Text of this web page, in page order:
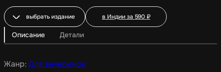
выбрать издание в Индии за 590₽
Описание Детали
Жанр: Для вечеринок